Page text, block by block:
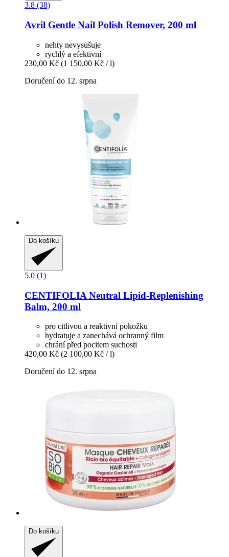
3.8 (38)
Avril Gentle Nail Polish Remover, 200 ml
nehty nevysušuje
rychlý a efektivní
230,00 Kč (1 150,00 Kč / l)
Doručení do 12. srpna
Do košíku
5.0 (1)
CENTIFOLIA Neutral Lipid-​Replenishing
Balm, 200 ml
pro citlivou a reaktivní pokožku
hydratuje a zanechává ochranný film
chrání před pocitem suchosti
420,00 Kč (2 100,00 Kč / l)
Doručení do 12. srpna
Do košíku